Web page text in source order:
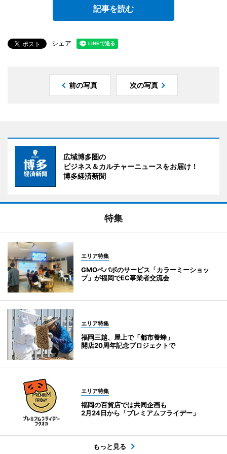
記事を読む
シェア
前の写真 次の写真
広域博多圏の
ビジネス＆カルチャーニュースをお届け！
博多経済新聞
特集
エリア特集
GMOペパボのサービス「カラーミーショッ
プ」が福岡でEC事業者交流会
エリア特集
福岡三越、屋上で「都市養蜂」
開店20周年記念プロジェクトで
エリア特集
福岡の百貨店では共同企画も
2月24日から「プレミアムフライデー」
もっと見る